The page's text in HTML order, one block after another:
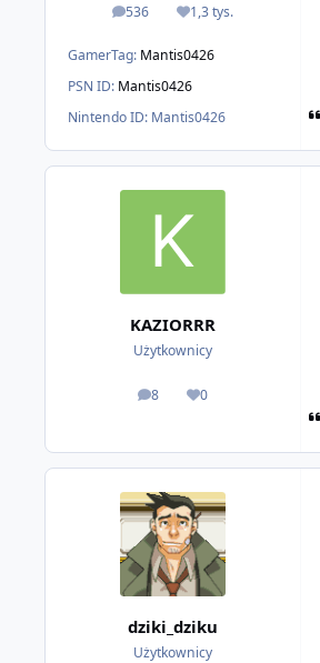
536
odpowiedzi1,3 tys.
Reputacja
GamerTag: Mantis0426
PSN ID: Mantis0426
Nintendo ID: Mantis0426
KAZIORRR
Użytkownicy
8
odpowiedzi
0
Reputacja
dziki_dziku
Użytkownicy